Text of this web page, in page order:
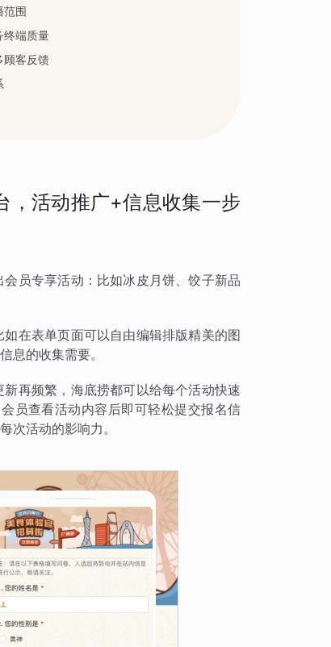
范围
终端质量
顾客反馈
，活动推广+信息收集一步
员专享活动：比如冰皮月饼、饺子新品
在表单页面可以自由编辑排版精美的图
息的收集需要。
再频繁，海底捞都可以给每个活动快速
员查看活动内容后即可轻松提交报名信
次活动的影响力。